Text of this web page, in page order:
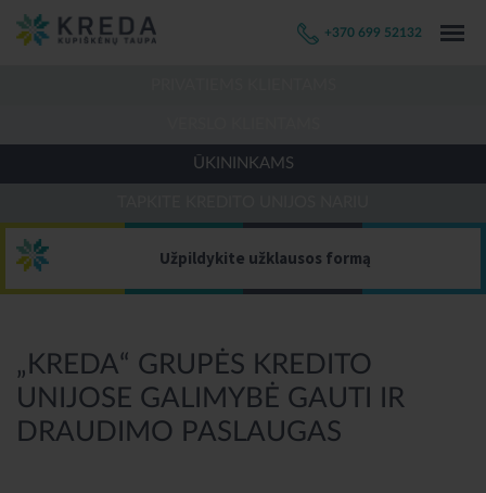
+370 699 52132
ŪKININKAMS
Užpildykite užklausos formą
„KREDA“ GRUPĖS KREDITO
UNIJOSE GALIMYBĖ GAUTI IR
DRAUDIMO PASLAUGAS